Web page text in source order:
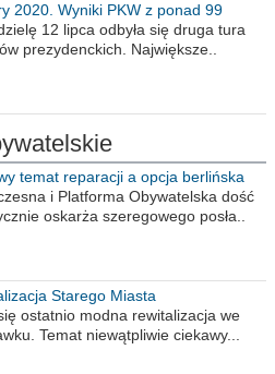
2020. Wyniki PKW z ponad 99
obwodów
12 lipca odbyła się druga tura
prezydenckich. Największe..
temat reparacji a opcja berlińska
i Platforma Obywatelska dość
oskarża szeregowego posła..
Starego Miasta
ostatnio modna rewitalizacja we
Temat niewątpliwie ciekawy...